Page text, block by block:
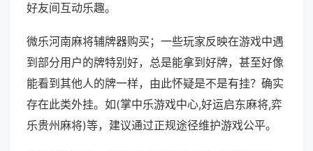
好友间互动乐趣。
微乐河南麻将辅牌器购买；一些玩家反映在游戏中遇
到部分用户的牌特别好，总是能拿到好牌，甚至好像
能看到其他人的牌一样，由此怀疑是不是有挂？确实
存在此类外挂。如(掌中乐游戏中心,好运启东麻将,弈
乐贵州麻将)等，建议通过正规途径维护游戏公平。